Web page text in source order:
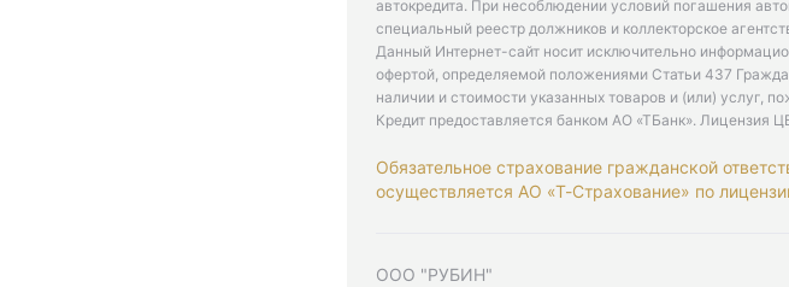
автокредита. При несоблюдении условий погашения
специальный реестр должников и коллекторское
Данный Интернет-сайт носит исключительно
офертой, определяемой положениями Статьи 437
наличии и стоимости указанных товаров и (или) услуг,
Кредит предоставляется банком АО «ТБанк». Лицензия
Обязательное страхование гражданской
осуществляется АО «Т-Страхование» по
ООО "РУБИН"